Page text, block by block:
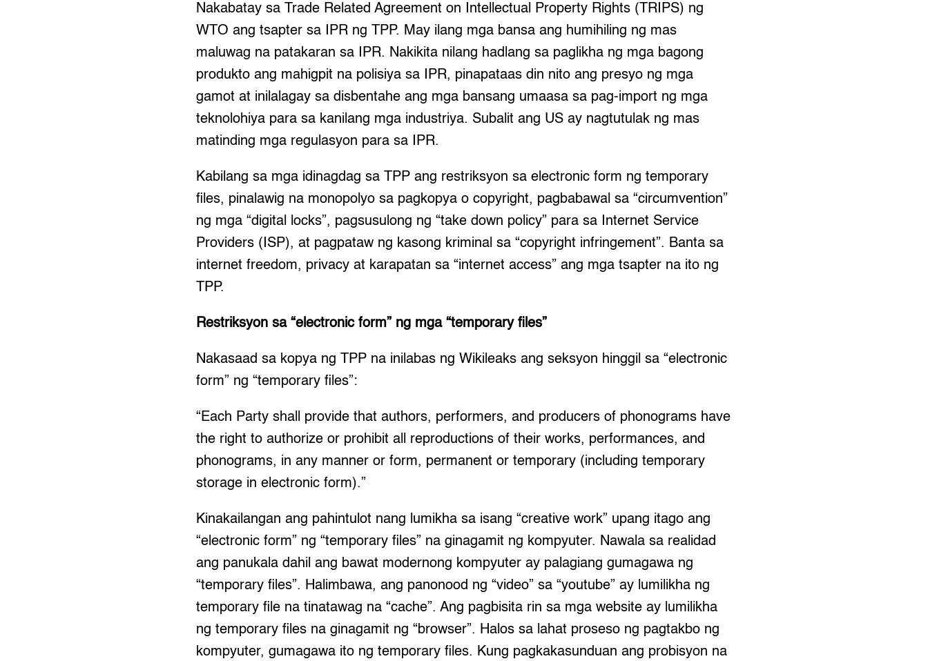
Nakabatay sa Trade Related Agreement on Intellectual Property Rights (TRIPS) ng
WTO ang tsapter sa IPR ng TPP. May ilang mga bansa ang humihiling ng mas
maluwag na patakaran sa IPR. Nakikita nilang hadlang sa paglikha ng mga bagong
produkto ang mahigpit na polisiya sa IPR, pinapataas din nito ang presyo ng mga
gamot at inilalagay sa disbentahe ang mga bansang umaasa sa pag-import ng mga
teknolohiya para sa kanilang mga industriya. Subalit ang US ay nagtutulak ng mas
matinding mga regulasyon para sa IPR.
Kabilang sa mga idinagdag sa TPP ang restriksyon sa electronic form ng temporary
files, pinalawig na monopolyo sa pagkopya o copyright, pagbabawal sa “circumvention”
ng mga “digital locks”, pagsusulong ng “take down policy” para sa Internet Service
Providers (ISP), at pagpataw ng kasong kriminal sa “copyright infringement”. Banta sa
internet freedom, privacy at karapatan sa “internet access” ang mga tsapter na ito ng
TPP.
Restriksyon sa “electronic form” ng mga “temporary files”
Nakasaad sa kopya ng TPP na inilabas ng Wikileaks ang seksyon hinggil sa “electronic
form” ng “temporary files”:
“Each Party shall provide that authors, performers, and producers of phonograms have
the right to authorize or prohibit all reproductions of their works, performances, and
phonograms, in any manner or form, permanent or temporary (including temporary
storage in electronic form).”
Kinakailangan ang pahintulot nang lumikha sa isang “creative work” upang itago ang
“electronic form” ng “temporary files” na ginagamit ng kompyuter. Nawala sa realidad
ang panukala dahil ang bawat modernong kompyuter ay palagiang gumagawa ng
“temporary files”. Halimbawa, ang panonood ng “video” sa “youtube” ay lumilikha ng
temporary file na tinatawag na “cache”. Ang pagbisita rin sa mga website ay lumilikha
ng temporary files na ginagamit ng “browser”. Halos sa lahat proseso ng pagtakbo ng
kompyuter, gumagawa ito ng temporary files. Kung pagkakasunduan ang probisyon na